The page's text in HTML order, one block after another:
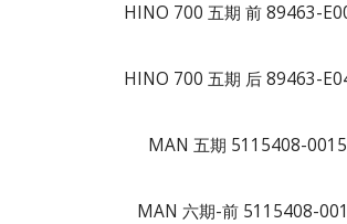
HINO 700 五期 前 89463-
HINO 700 五期 后 89463-
MAN 五期 5115408-0015
MAN 六期-前 5115408-